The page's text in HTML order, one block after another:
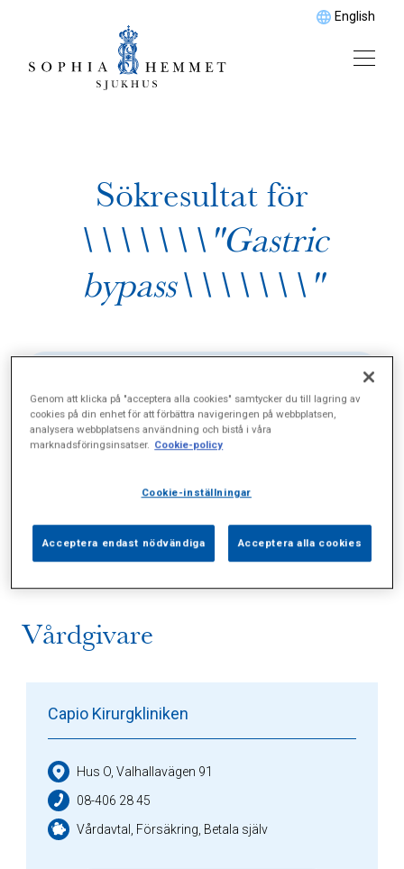
English
Sökresultat för
\\\\\\\"Gastric
bypass\\\\\\\"
Vårdgivare (1) Specialister (0)
Sidor (0) Press (2) Sophianytt (1)
Vårdgivare
Capio Kirurgkliniken
Hus O, Valhallavägen 91
08-406 28 45
Vårdavtal, Försäkring, Betala själv
Genom att klicka på "acceptera alla cookies" samtycker du till lagring av
cookies på din enhet för att förbättra navigeringen på webbplatsen,
analysera webbplatsens användning och bistå i våra
marknadsföringsinsatser. Cookie-policy
Cookie-inställningar
Acceptera endast nödvändiga Acceptera alla cookies